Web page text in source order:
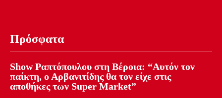
Πρόσφατα
Show Ραπτόπουλου στη Βέροια: “Αυτόν τον
παίκτη, ο Αρβανιτίδης θα τον είχε στις
αποθήκες των Super Market”